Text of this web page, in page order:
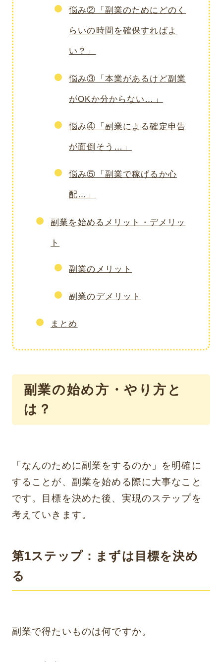
悩み②「副業のためにどのく
らいの時間を確保すればよ
い？」
悩み③「本業があるけど副業
がOKか分からない…」
悩み④「副業による確定申告
が面倒そう…」
悩み⑤「副業で稼げるか心
配…」
副業を始めるメリット・デメリッ
ト
副業のメリット
副業のデメリット
まとめ
副業の始め方・やり方と
は？
「なんのために副業をするのか」を明確に
することが、副業を始める際に大事なこと
です。目標を決めた後、実現のステップを
考えていきます。
第1ステップ：まずは目標を決め
る
副業で得たいものは何ですか。